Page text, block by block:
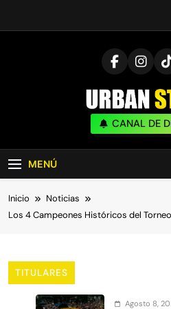
| Noticias De
CANAL DE
MENÚ
Inicio
Noticias
Los 4 Campeones Históricos del
TITULARES
Agosto 8,